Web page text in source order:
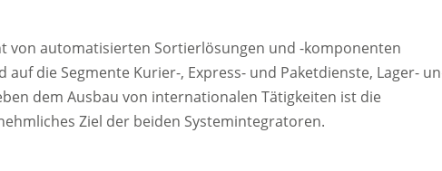
von automatisierten Sortierlösungen und -komponenten
die Segmente Kurier-, Express- und Paketdienste, Lager-
dem Ausbau von internationalen Tätigkeiten ist die
Ziel der beiden Systemintegratoren.